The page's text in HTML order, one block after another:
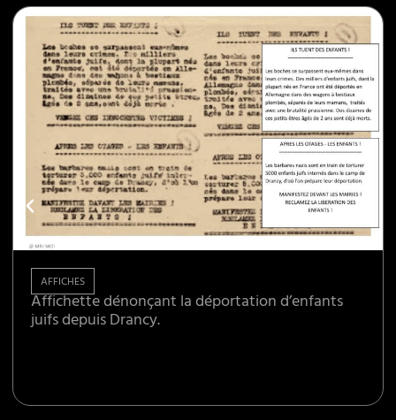
AFFICHES
Affichette dénonçant la déportation d’enfants
juifs depuis Drancy.